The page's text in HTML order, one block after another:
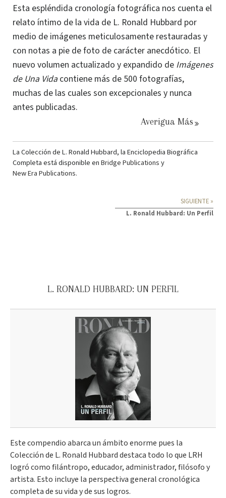
Esta espléndida cronología fotográfica nos cuenta el
relato íntimo de la vida de L. Ronald Hubbard por
medio de imágenes meticulosamente restauradas y
con notas a pie de foto de carácter anecdótico. El
nuevo volumen actualizado y expandido de Imágenes
de Una Vida contiene más de 500 fotografías,
muchas de las cuales son excepcionales y nunca
antes publicadas.
Averigua Más
La Colección de L. Ronald Hubbard, la Enciclopedia Biográfica
Completa está disponible enBridge Publicationsy
New Era Publications.
SIGUIENTE »
L. Ronald Hubbard: Un Perfil
L. RONALD HUBBARD: UN PERFIL
Este compendio abarca un ámbito enorme pues la
Colección de L. Ronald Hubbard destaca todo lo que LRH
logró como filántropo, educador, administrador, filósofo y
artista. Esto incluye la perspectiva general cronológica
completa de su vida y de sus logros.